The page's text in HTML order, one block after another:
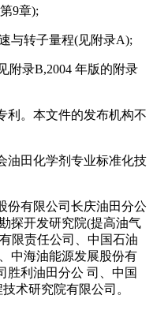
9章);
与转子量程(见附录A);
附录B,2004 年版的附录
利。本文件的发布机构不
油田化学剂专业标准化技
份有限公司长庆油田分公
探开发研究院(提高油气
限责任公司、中国石油
中海油能源发展股份有
胜利油田分公 司、中国
术研究院有限公司。